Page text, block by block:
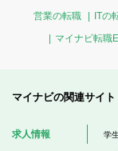
営業の転職 ITの
マイナビ転職
マイナビの関連サイト
求人情報 学